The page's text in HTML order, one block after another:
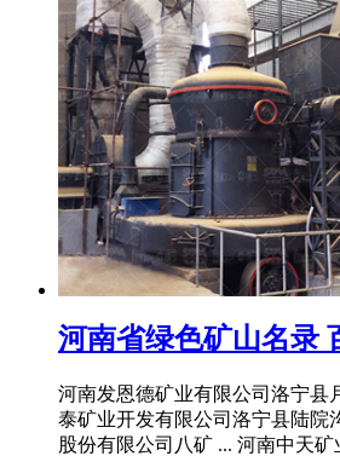
河南省绿色矿山名录
河南发恩德矿业有限公司洛宁县
泰矿业开发有限公司洛宁县陆院
股份有限公司八矿 ... 河南中天